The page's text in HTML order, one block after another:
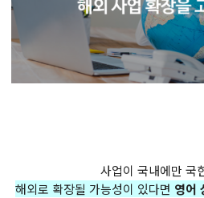
사업이 국내에만 국
해외로 확장될 가능성이 있다면 영어